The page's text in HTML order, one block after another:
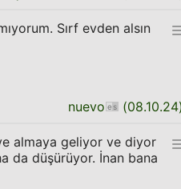
Sırf evden alsın
nuevo (08.10.24
almaya geliyor ve diyor
da düşürüyor. İnan bana